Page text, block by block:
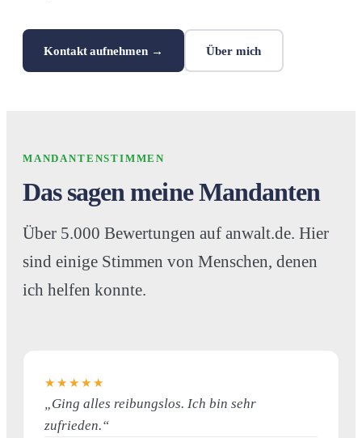
Kontakt aufnehmen → Über mich
MANDANTENSTIMMEN
Das sagen meine Mandanten
Über 5.000 Bewertungen auf anwalt.de. Hier
sind einige Stimmen von Menschen, denen
ich helfen konnte.
★★★★★
„Ging alles reibungslos. Ich bin sehr
zufrieden.“